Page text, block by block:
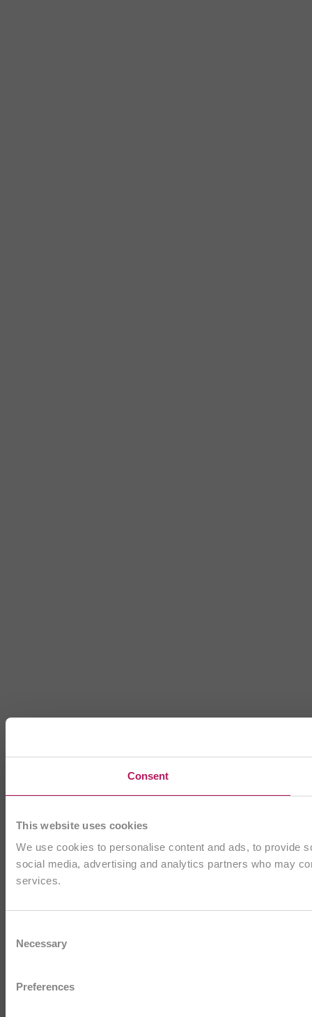
Consent
This website uses cookies
We use cookies to personalise content and ads, to provide
social media, advertising and analytics partners who may
services.
Selection
Necessary
Preferences